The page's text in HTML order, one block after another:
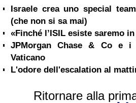
Israele crea uno special
(che non si sa mai)
«Finché l’ISIL esiste saremo
JPMorgan Chase & Co e
Vaticano
L'odore dell'escalation al
Ritornare alla